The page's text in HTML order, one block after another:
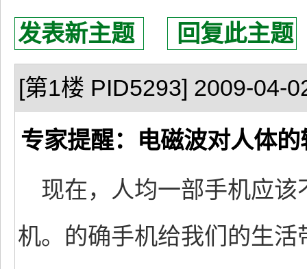
发表新主题 回复此主题
[第1楼 PID5293] 2009-04-
专家提醒：电磁波对人体
现在，人均一部手机应该
机。的确手机给我们的生